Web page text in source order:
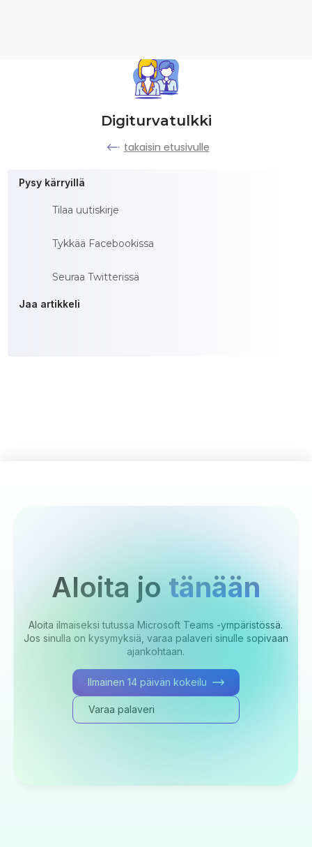
Digiturvatulkki
takaisin etusivulle
Pysy kärryillä
Tilaa uutiskirje
Tykkää Facebookissa
Seuraa Twitterissä
Jaa artikkeli
Aloita jo tänään
Aloita ilmaiseksi tutussa Microsoft Teams -ympäristössä.
Jos sinulla on kysymyksiä, varaa palaveri sinulle sopivaan
ajankohtaan.
Ilmainen 14 päivän kokeilu
Varaa palaveri